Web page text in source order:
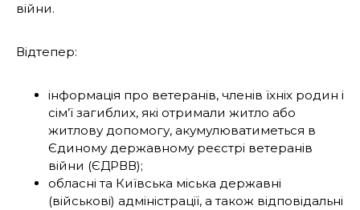
війни.
Відтепер:
інформація про ветеранів, членів їхніх родин і
сім’ї загиблих, які отримали житло або
житлову допомогу, акумулюватиметься в
Єдиному державному реєстрі ветеранів
війни (ЄДРВВ);
обласні та Київська міська державні
(військові) адміністрації, а також відповідальні